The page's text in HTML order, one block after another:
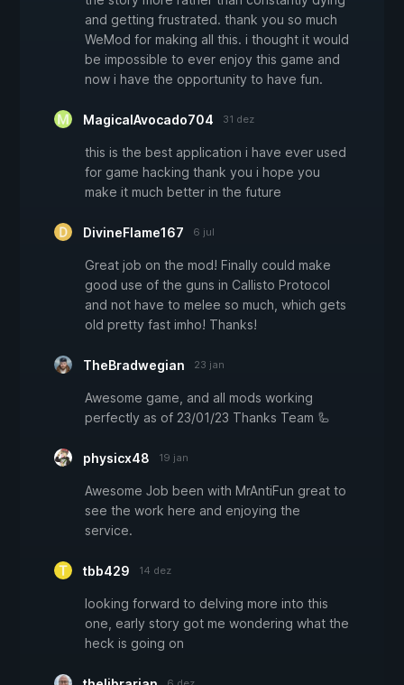
and getting frustrated. thank you so much
WeMod for making all this. i thought it would
be impossible to ever enjoy this game and
now i have the opportunity to have fun.
MagicalAvocado704 31 dez
this is the best application i have ever used
for game hacking thank you i hope you
make it much better in the future
DivineFlame167 6 jul
Great job on the mod! Finally could make
good use of the guns in Callisto Protocol
and not have to melee so much, which gets
old pretty fast imho! Thanks!
TheBradwegian 23 jan
Awesome game, and all mods working
perfectly as of 23/01/23 Thanks Team 🦾
physicx48 19 jan
Awesome Job been with MrAntiFun great to
see the work here and enjoying the
service.
tbb429 14 dez
looking forward to delving more into this
one, early story got me wondering what the
heck is going on